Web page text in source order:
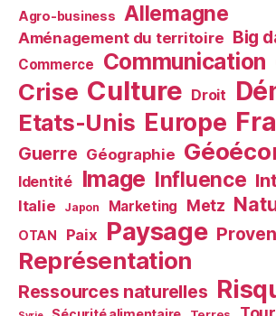
Agro-business Allemagne
Aménagement du territoire Big
Commerce Communication
Crise Culture Droit
Etats-Unis Europe
Guerre Géographie
Identité Image Influence
Italie Japon Marketing Metz
OTAN Paix Paysage
Représentation
Ressources naturelles